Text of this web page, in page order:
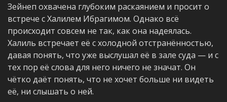
Зейнеп охвачена глубоким раскаянием и просит о
встрече с Халилем Ибрагимом. Однако всё
происходит совсем не так, как она надеялась.
Халиль встречает её с холодной отстранённостью,
давая понять, что уже выслушал её в зале суда — и с
тех пор её слова для него ничего не значат. Он
чётко даёт понять, что не хочет больше ни видеть
её, ни слышать о ней.